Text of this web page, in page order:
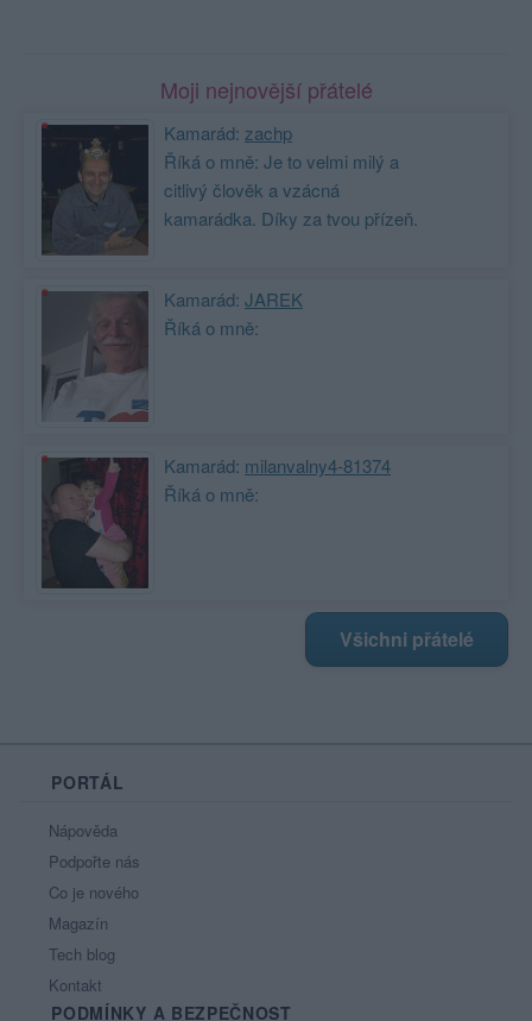
Moji nejnovější přátelé
Kamarád: zachp
Říká o mně: Je to velmi milý a
citlivý člověk a vzácná
kamarádka. Díky za tvou přízeň.
Kamarád: JAREK
Říká o mně:
Kamarád: milanvalny4-81374
Říká o mně:
Všichni přátelé
PORTÁL
Nápověda
Podpořte nás
Co je nového
Magazín
Tech blog
Kontakt
PODMÍNKY A BEZPEČNOST